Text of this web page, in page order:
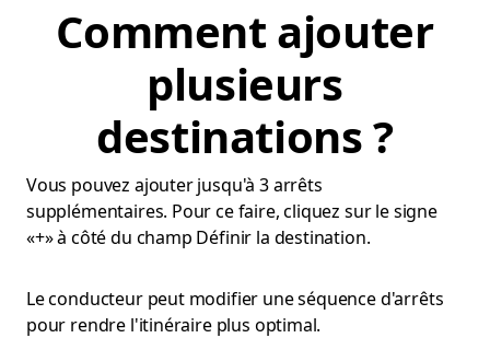
Comment ajouter
plusieurs
destinations ?
Vous pouvez ajouter jusqu'à 3 arrêts
supplémentaires. Pour ce faire, cliquez sur le signe
«+» à côté du champ Définir la destination.
Le conducteur peut modifier une séquence d'arrêts
pour rendre l'itinéraire plus optimal.